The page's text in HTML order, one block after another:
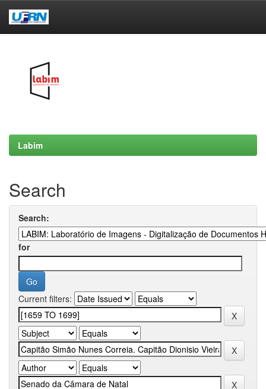
Labim
Search
Search:
for
Current filters: